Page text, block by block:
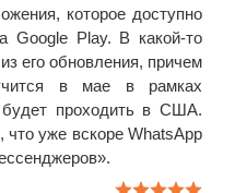
которое доступно
Google Play. В какой-то
его обновления, причем
в мае в рамках
будет проходить в США.
что уже вскоре WhatsApp